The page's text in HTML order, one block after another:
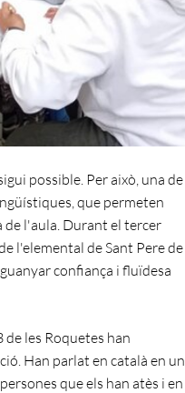
possible. Per això, una de
que permeten
de l'aula. Durant el tercer
l'elemental de Sant Pere de
confiança i fluïdesa
de les Roquetes han
Han parlat en català en un
que els han atès i en